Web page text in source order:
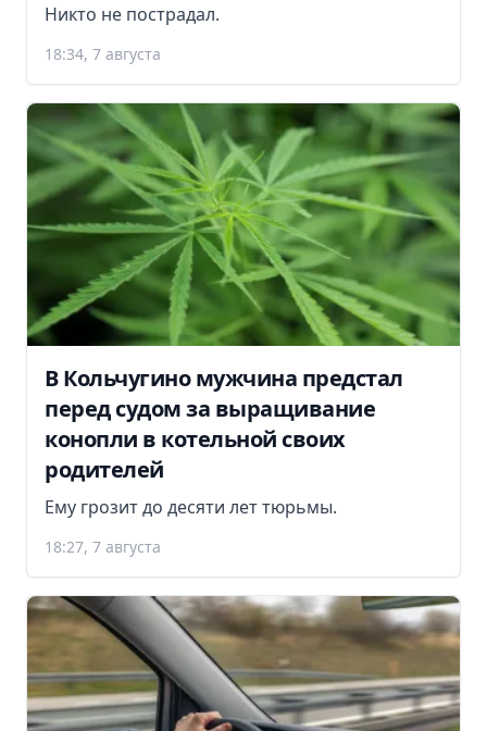
Никто не пострадал.
18:34, 7 августа
В Кольчугино мужчина предстал
перед судом за выращивание
конопли в котельной своих
родителей
Ему грозит до десяти лет тюрьмы.
18:27, 7 августа